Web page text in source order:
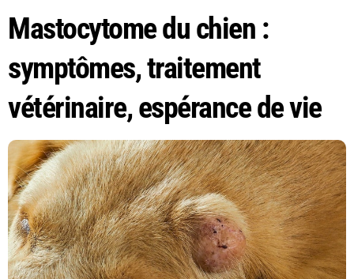
Mastocytome du chien :
symptômes, traitement
vétérinaire, espérance de vie